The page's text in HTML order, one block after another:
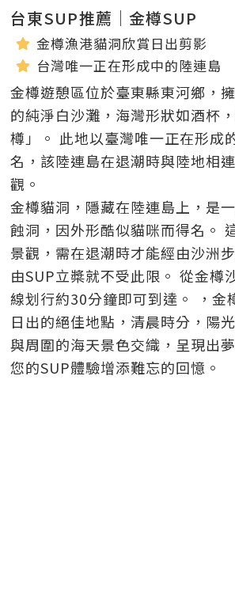
台東SUP推薦｜金樽SUP
金樽漁港貓洞欣賞日出剪影
台灣唯一正在形成中的陸連島
金樽遊憩區位於臺東縣東河鄉，
的純淨白沙灘，海灣形狀如酒杯
樽」。 此地以臺灣唯一正在形成
名，該陸連島在退潮時與陸地相
觀。​
金樽貓洞，隱藏在陸連島上，是
蝕洞，因外形酷似貓咪而得名。
景觀，需在退潮時才能經由沙洲
由SUP立槳就不受此限。 從金樽
線划行約30分鐘即可到達。
， 金
日出的絕佳地點，清晨時分，陽
與周圍的海天景色交織，呈現出
您的SUP體驗增添難忘的回憶。